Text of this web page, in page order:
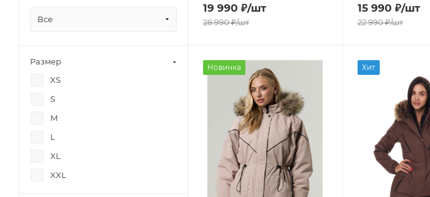
19 990 ₽/шт
28 990₽/шт
15 990 ₽/шт
22 990₽/шт
Новинка Хит
Все
Размер
XS
S
M
L
XL
XXL